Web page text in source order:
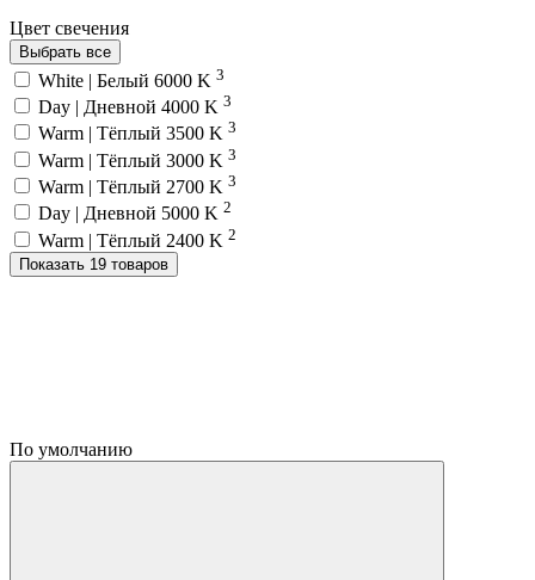
Цвет свечения
Выбрать все
White | Белый 6000 K 3
Day | Дневной 4000 K 3
Warm | Тёплый 3500 K 3
Warm | Тёплый 3000 K 3
Warm | Тёплый 2700 K 3
Day | Дневной 5000 K 2
Warm | Тёплый 2400 K 2
Показать 19 товаров
По умолчанию